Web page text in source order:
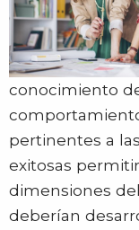
conocimiento
pertinentes a
exitosas
dimensiones
deberían